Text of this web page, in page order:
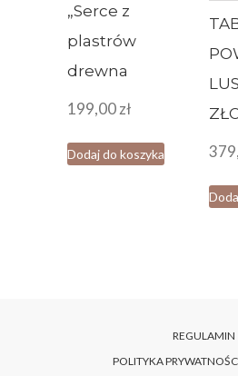
„Serce z
plastrów
drewna
199,00zł
Dodaj do koszyka
REGULAMIN
POLITYKA